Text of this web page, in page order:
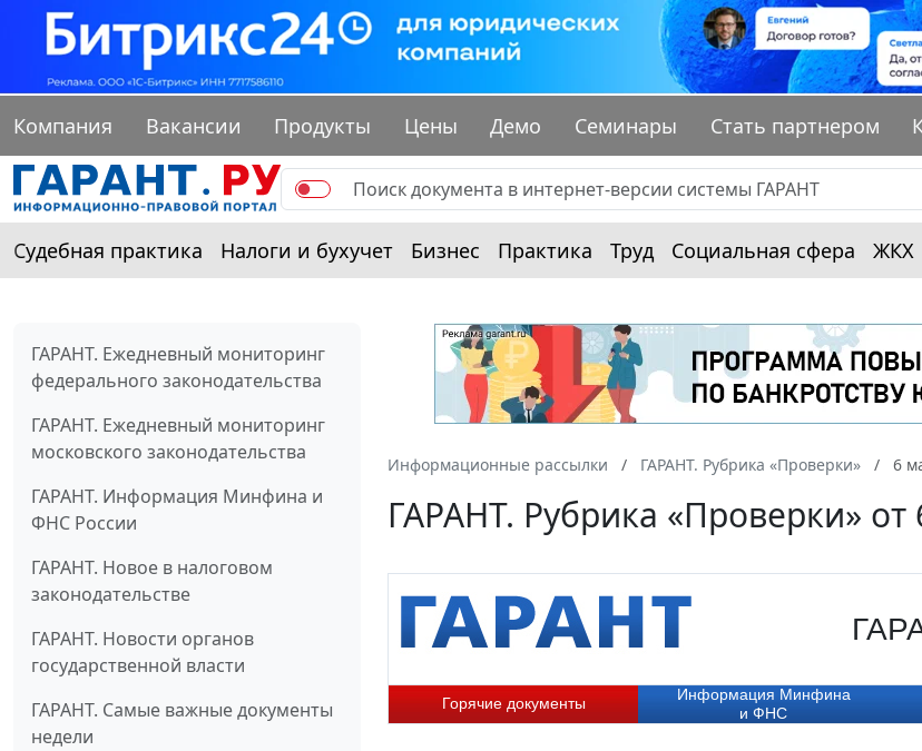
Компания Вакансии Продукты Цены Демо Семинары Стать партнером
Судебная практика Налоги и бухучет Бизнес Практика Труд Социальная сфера ЖКХ
ГАРАНТ. Ежедневный мониторинг
федерального законодательства
ГАРАНТ. Ежедневный мониторинг
московского законодательства
ГАРАНТ. Информация Минфина и
ФНС России
ГАРАНТ. Новое в налоговом
законодательстве
ГАРАНТ. Новости органов
государственной власти
ГАРАНТ. Самые важные документы
недели
Информационные рассылки ГАРАНТ. Рубрика «Проверки» 6
ГАРАНТ. Рубрика «Проверки» от
Горячие документы
Информация Минфина
и ФНС